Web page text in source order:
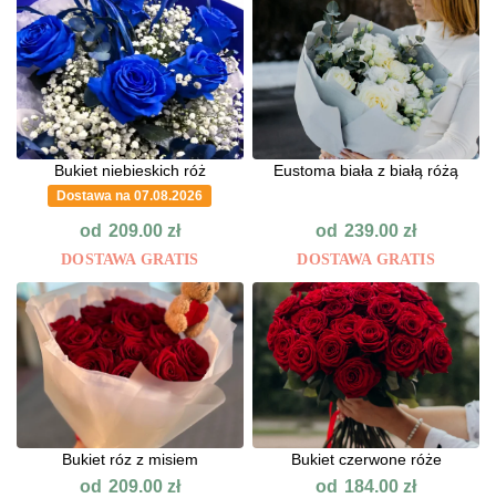
Bukiet niebieskich róż
Dostawa na 07.08.2026
od 209.00 zł
DOSTAWA GRATIS
Eustoma biała z białą różą
od 239.00zł
DOSTAWA GRATIS
Bukiet róz z misiem
od 209.00 zł
Bukiet czerwone róże
od 184.00zł